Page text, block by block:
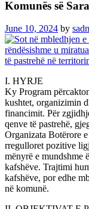
Komunës së
June 10, 2024 by
I. HYRJE
Ky Program
kushtet, organizimin
financimit. Për
qenve të pastrehë,
Organizata Botërore
rregulloret pozitive
mënyrë e mundshme
kafshëve. Trajtimi
kafshëve, por edhe
në komunë.